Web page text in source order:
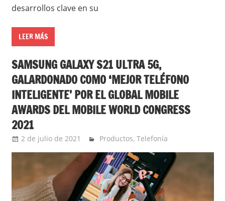
desarrollos clave en su
LEER MÁS
SAMSUNG GALAXY S21 ULTRA 5G,
GALARDONADO COMO ‘MEJOR TELÉFONO
INTELIGENTE’ POR EL GLOBAL MOBILE
AWARDS DEL MOBILE WORLD CONGRESS
2021
2 de julio de 2021 Ernesto Herrera
Productos, Telefonía